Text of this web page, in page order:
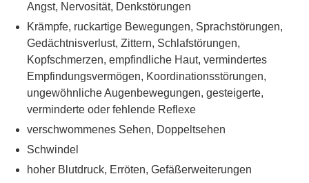
Angst, Nervosität, Denkstörungen
Krämpfe, ruckartige Bewegungen, Sprachstörungen,
Gedächtnisverlust, Zittern, Schlafstörungen,
Kopfschmerzen, empfindliche Haut, vermindertes
Empfindungsvermögen, Koordinationsstörungen,
ungewöhnliche Augenbewegungen, gesteigerte,
verminderte oder fehlende Reflexe
verschwommenes Sehen, Doppeltsehen
Schwindel
hoher Blutdruck, Erröten, Gefäßerweiterungen